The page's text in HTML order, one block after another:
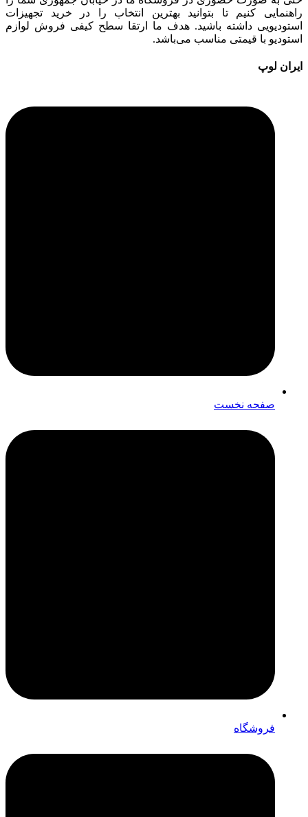
راهنمایی کنیم تا بتوانید بهترین انتخاب را در خرید تجهیزات
استودیویی داشته باشید. هدف ما ارتقا سطح کیفی فروش لوازم
استودیو با قیمتی مناسب می‌باشد.
ایران لوپ
صفحه نخست
فروشگاه